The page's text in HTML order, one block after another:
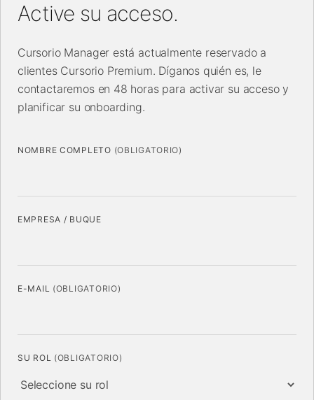
Active su acceso.
Cursorio Manager está actualmente reservado a
clientes Cursorio Premium. Díganos quién es, le
contactaremos en 48 horas para activar su acceso y
planificar su onboarding.
NOMBRE COMPLETO (OBLIGATORIO)
EMPRESA / BUQUE
E-MAIL (OBLIGATORIO)
SU ROL (OBLIGATORIO)